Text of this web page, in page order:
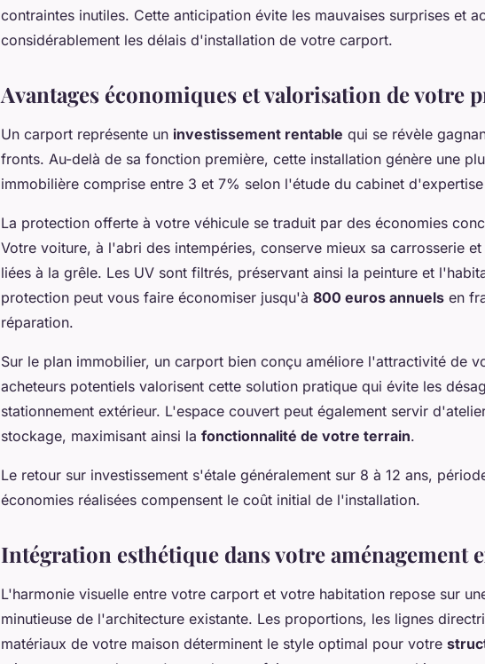
contraintes inutiles. Cette anticipation évite les mauvaises surprises et
considérablement les délais d'installation de votre carport.
Avantages économiques et valorisation de votre
Un carport représente un investissement rentable qui se révèle
fronts. Au-delà de sa fonction première, cette installation génère une
immobilière comprise entre 3 et 7% selon l'étude du cabinet
La protection offerte à votre véhicule se traduit par des économies
Votre voiture, à l'abri des intempéries, conserve mieux sa carrosserie
liées à la grêle. Les UV sont filtrés, préservant ainsi la peinture et
protection peut vous faire économiser jusqu'à 800 euros annuels en
réparation.
Sur le plan immobilier, un carport bien conçu améliore l'attractivité de
acheteurs potentiels valorisent cette solution pratique qui évite les
stationnement extérieur. L'espace couvert peut également servir
stockage, maximisant ainsi la fonctionnalité de votre terrain.
Le retour sur investissement s'étale généralement sur 8 à 12 ans,
économies réalisées compensent le coût initial de l'installation.
Intégration esthétique dans votre aménagement
L'harmonie visuelle entre votre carport et votre habitation repose sur
minutieuse de l'architecture existante. Les proportions, les lignes
matériaux de votre maison déterminent le style optimal pour votre